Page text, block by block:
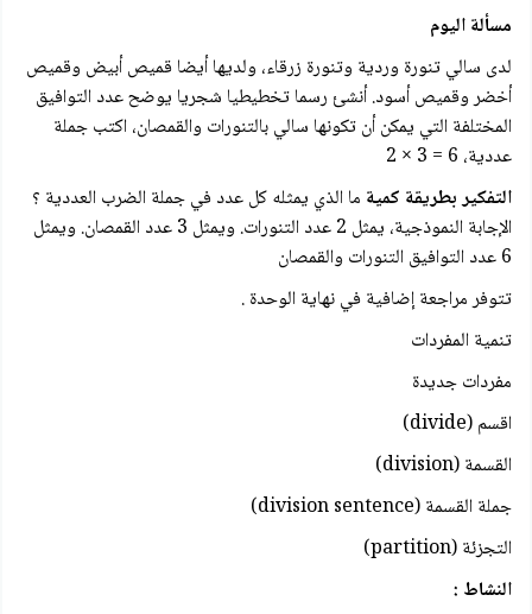
مسألة اليوم
لدى سالي تنورة وردية وتنورة زرقاء، ولديها أيضا قميص أبيض وقميص
أخضر وقميص أسود. أنشئ رسما تخطيطيا شجريا يوضح عدد التوافيق
المختلفة التي يمكن أن تكونها سالي بالتنورات والقمصان، اكتب جملة
عددية، 6 = 3 × 2
التفكير بطريقة كمية ما الذي يمثله كل عدد في جملة الضرب العددية ؟
الإجابة النموذجية، يمثل 2 عدد التنورات. ويمثل 3 عدد القمصان. ويمثل
6 عدد التوافيق التنورات والقمصان
تتوفر مراجعة إضافية في نهاية الوحدة .
تنمية المفردات
مفردات جديدة
اقسم (divide)
القسمة (division)
جملة القسمة (division sentence)
التجزئة (partition)
النشاط :